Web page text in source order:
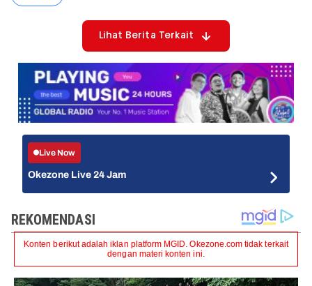
Lihat Berita Terkait
Live Now
Okezone Live 24 Jam